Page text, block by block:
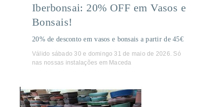
Iberbonsai: 20% OFF em Vasos e
Bonsais!
20% de desconto em vasos e bonsais a partir de 45€
Válido sábado 30 e domingo 31 de maio de 2026. Só
nas nossas instalações em Maceda